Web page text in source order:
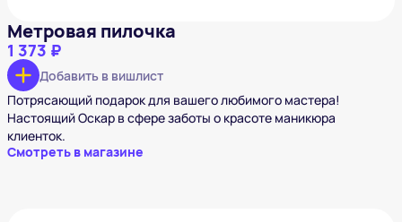
Метровая пилочка
1 373 ₽
Добавить в вишлист
Потрясающий подарок для вашего любимого мастера!
Настоящий Оскар в сфере заботы о красоте маникюра
клиенток.
Смотреть в магазине